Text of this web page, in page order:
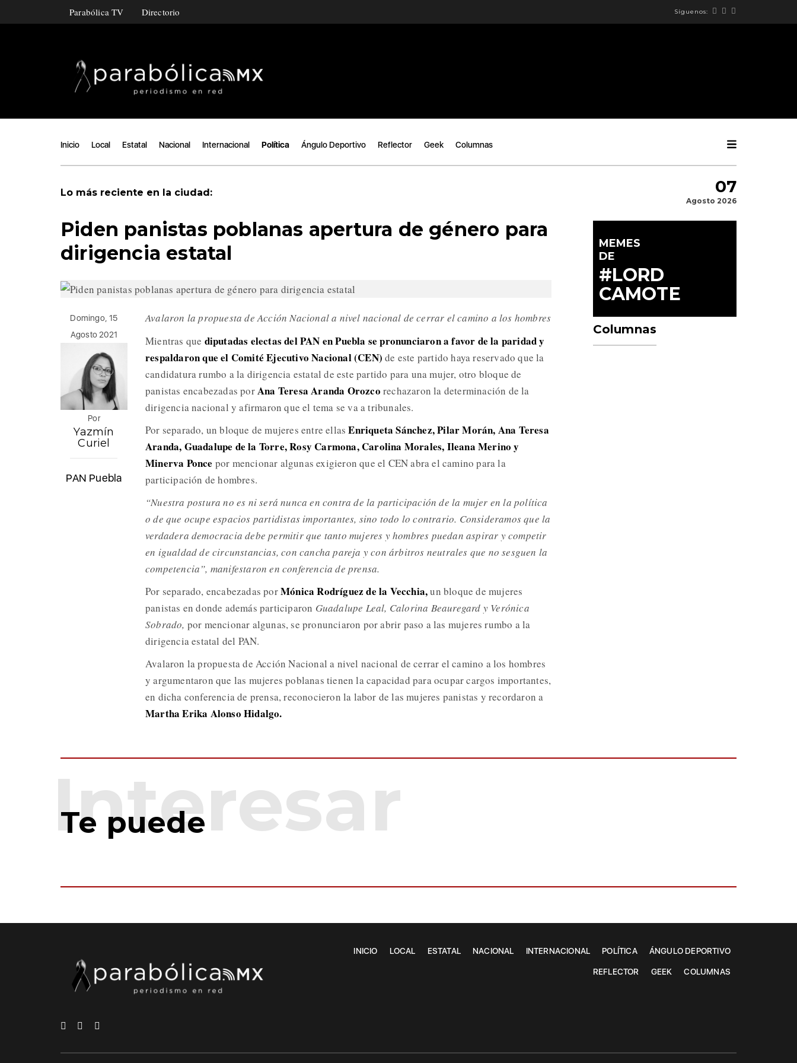
Parabólica TV Directorio Síguenos:
Inicio Local Estatal Nacional Internacional Política Ángulo Deportivo Reflector Geek Columnas
Lo más reciente en la ciudad: 07
Agosto 2026
Piden panistas poblanas apertura de género para
dirigencia estatal
Domingo, 15
Agosto 2021
Por
Yazmín
Curiel
PAN Puebla
Avalaron la propuesta de Acción Nacional a nivel nacional de cerrar el camino a los hombres
Mientras que diputadas electas del PAN en Puebla se pronunciaron a favor de la paridad y
respaldaron que el Comité Ejecutivo Nacional (CEN) de este partido haya reservado que la
candidatura rumbo a la dirigencia estatal de este partido para una mujer, otro bloque de
panistas encabezadas porAna Teresa Aranda Orozco rechazaron la determinación de la
dirigencia nacional y afirmaron que el tema se va a tribunales.
Por separado, un bloque de mujeres entre ellasEnriqueta Sánchez, Pilar Morán, Ana Teresa
Aranda, Guadalupe de la Torre, Rosy Carmona, Carolina Morales, Ileana Merino y
Minerva Ponce por mencionar algunas exigieron que el CEN abra el camino para la
participación de hombres.
“Nuestra postura no es ni será nunca en contra de la participación de la mujer en la política
o de que ocupe espacios partidistas importantes, sino todo lo contrario. Consideramos que la
verdadera democracia debe permitir que tanto mujeres y hombres puedan aspirar y competir
en igualdad de circunstancias, con cancha pareja y con árbitros neutrales que no sesguen la
competencia”, manifestaron en conferencia de prensa.
Por separado, encabezadas porMónica Rodríguez de la Vecchia,un bloque de mujeres
panistas en donde además participaron Guadalupe Leal, Calorina Beauregard y Verónica
Sobrado, por mencionar algunas, se pronunciaron por abrir paso a las mujeres rumbo a la
dirigencia estatal del PAN.
Avalaron la propuesta de Acción Nacional a nivel nacional de cerrar el camino a los hombres
y argumentaron que las mujeres poblanas tienen la capacidad para ocupar cargos importantes,
en dicha conferencia de prensa, reconocieron la labor de las mujeres panistas y recordaron a
Martha Erika Alonso Hidalgo.
MEMES
DE
#LORD
CAMOTE
Columnas
Te puede
INICIO LOCAL ESTATAL NACIONAL INTERNACIONAL POLÍTICA ÁNGULO DEPORTIVO
REFLECTOR GEEK COLUMNAS